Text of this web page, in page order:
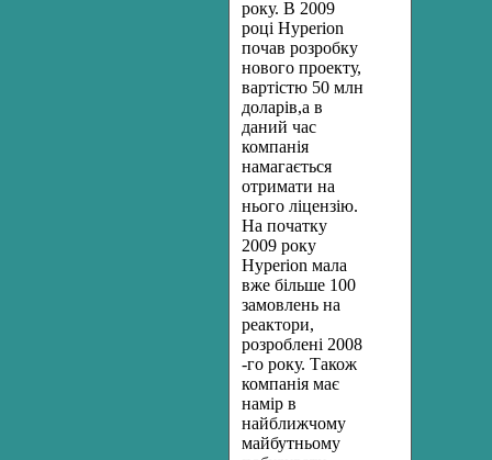
року. В 2009
році Hyperion
почав розробку
нового проекту,
вартістю 50 млн
доларів,а в
даний час
компанія
намагається
отримати на
нього ліцензію.
На початку
2009 року
Hyperion мала
вже більше 100
замовлень на
реактори,
розроблені 2008
-го року. Також
компанія має
намір в
найближчому
майбутньому